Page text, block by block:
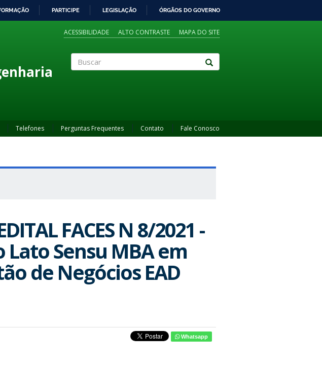
PARTICIPE LEGISLAÇÃO ÓRGÃOS DO GOVERNO
ACESSIBILIDADE ALTO CONTRASTE MAPA DO SITE
Telefones Perguntas Frequentes Contato Fale Conosco
FACES N 8/2021 -
Lato Sensu MBA em
de Negócios EAD
Whatsapp